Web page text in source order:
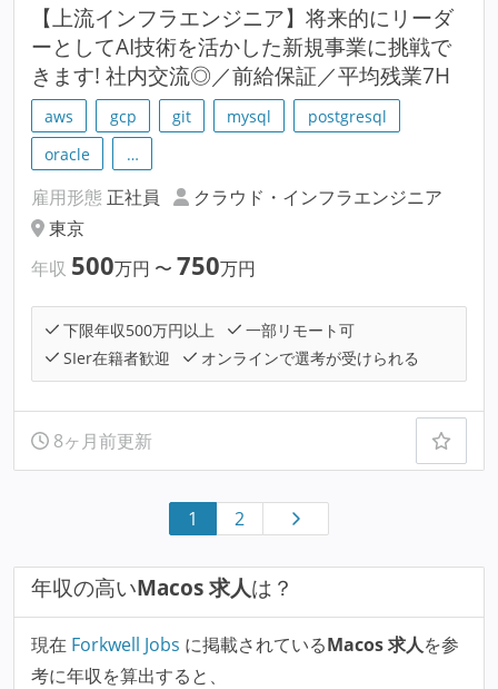
【上流インフラエンジニア】将来的にリーダ
ーとしてAI技術を活かした新規事業に挑戦で
きます! 社内交流◎／前給保証／平均残業7H
aws gcp git mysql
postgresql
oracle
…
雇用形態 正社員
クラウド・インフラエンジニア
東京
年収 500万円 〜 750万円
下限年収500万円以上
一部リモート可
SIer在籍者歓迎
オンラインで選考が受けられる
8ヶ月前更新
1 2
年収の高いMacos 求人は？
現在 Forkwell Jobs に掲載されているMacos 求人を参
考に年収を算出すると、